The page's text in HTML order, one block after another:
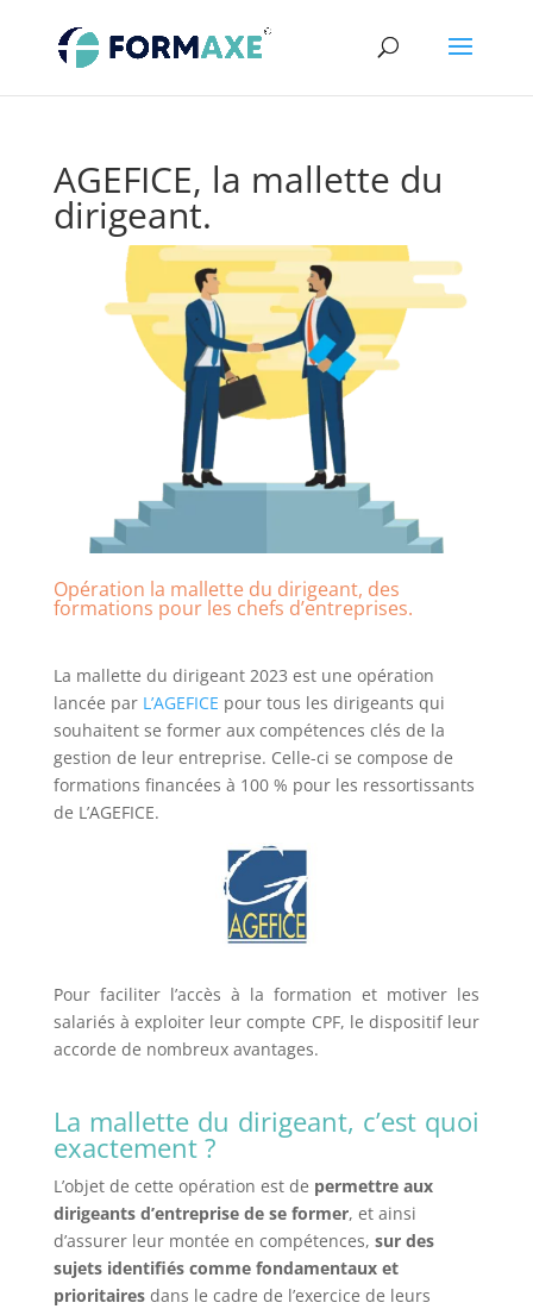
AGEFICE, la mallette du
dirigeant.
Opération la mallette du dirigeant, des
formations pour les chefs d’entreprises.
La mallette du dirigeant 2023 est une opération
lancée par L’AGEFICE pour tous les dirigeants qui
souhaitent se former aux compétences clés de la
gestion de leur entreprise. Celle-ci se compose de
formations financées à 100 % pour les ressortissants
de L’AGEFICE.
Pour faciliter l’accès à la formation et motiver les
salariés à exploiter leur compte CPF, le dispositif leur
accorde de nombreux avantages.
La mallette du dirigeant, c’est quoi
exactement ?
L’objet de cette opération est de permettre aux
dirigeants d’entreprise de se former, et ainsi
d’assurer leur montée en compétences, sur des
sujets identifiés comme fondamentaux et
prioritairesdans le cadre de l’exercice de leurs